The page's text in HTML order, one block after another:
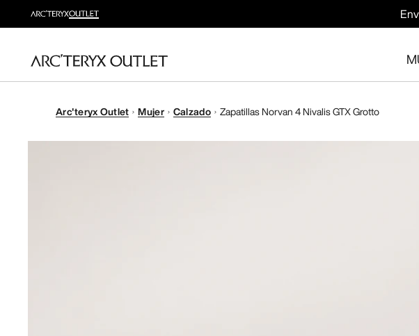
Arc'teryx Outlet Mujer Calzado Zapatillas Norvan 4 Nivalis GTX Grotto